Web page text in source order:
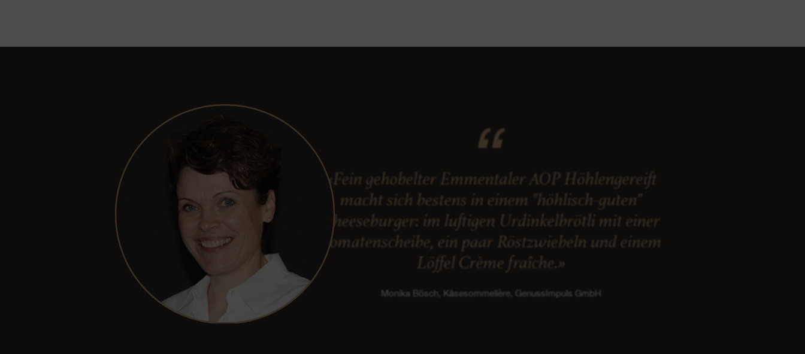
«Fein gehobelter Emmentaler AOP Höhlengereift
macht sich bestens in einem "höhlisch-guten"
Cheeseburger: im luftigen Urdinkelbrötli mit einer
Tomatenscheibe, ein paar Röstzwiebeln und einem
Löffel Crème fraîche.»
Monika Bösch, Käsesommelière, GenussImpuls GmbH